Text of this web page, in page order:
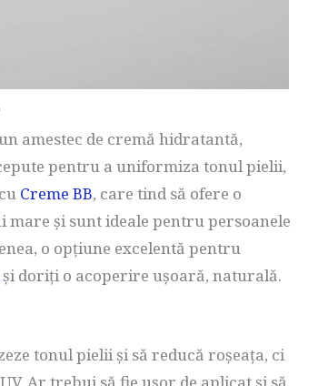
amestec de cremă hidratantă,
pentru a uniformiza tonul pielii,
Creme BB, care tind să ofere o
mare și sunt ideale pentru persoanele
o opțiune excelentă pentru
și doriți o acoperire ușoară, naturală.
tonul pielii și să reducă roșeața, ci